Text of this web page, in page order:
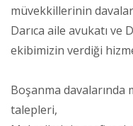
müvekkillerinin
Darıca aile avukatı ve
ekibimizin verdiği
Boşanma davalarında
talepleri,